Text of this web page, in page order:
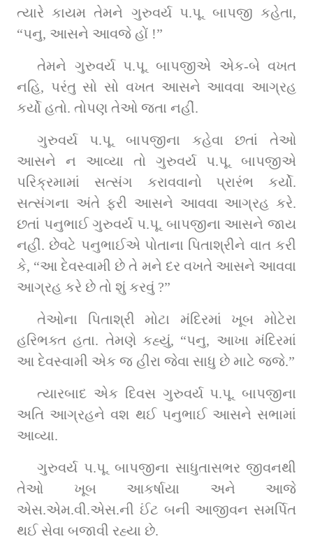
ત્યારે કાયમ તેમને ગુરુવર્ય પ.પૂ. બાપજી કહેતા,
“પનુ, આસને આવજે હોં !”
તેમને ગુરુવર્ય પ.પૂ. બાપજીએ એક-બે વખત
નહિ, પરંતુ સો સો વખત આસને આવવા આગ્રહ
કર્યો હતો. તોપણ તેઓ જતા નહીં.
ગુરુવર્ય પ.પૂ. બાપજીના કહેવા છતાં તેઓ
આસને ન આવ્યા તો ગુરુવર્ય પ.પૂ. બાપજીએ
પરિક્રમામાં સત્સંગ કરાવવાનો પ્રારંભ કર્યો.
સત્સંગના અંતે ફરી આસને આવવા આગ્રહ કરે.
છતાં પનુભાઈ ગુરુવર્ય પ.પૂ. બાપજીના આસને જાય
નહીં. છેવટે પનુભાઈએ પોતાના પિતાશ્રીને વાત કરી
કે, “આ દેવસ્વામી છે તે મને દર વખતે આસને આવવા
આગ્રહ કરે છે તો શું કરવું ?”
તેઓના પિતાશ્રી મોટા મંદિરમાં ખૂબ મોટેરા
હરિભક્ત હતા. તેમણે કહ્યું, “પનુ, આખા મંદિરમાં
આ દેવસ્વામી એક જ હીરા જેવા સાધુ છે માટે જજે.”
ત્યારબાદ એક દિવસ ગુરુવર્ય પ.પૂ. બાપજીના
અતિ આગ્રહને વશ થઈ પનુભાઈ આસને સભામાં
આવ્યા.
ગુરુવર્ય પ.પૂ. બાપજીના સાધુતાસભર જીવનથી
તેઓ ખૂબ આકર્ષાયા અને આજે
એસ.એમ.વી.એસ.ની ઈંટ બની આજીવન સમર્પિત
થઈ સેવા બજાવી રહ્યા છે.